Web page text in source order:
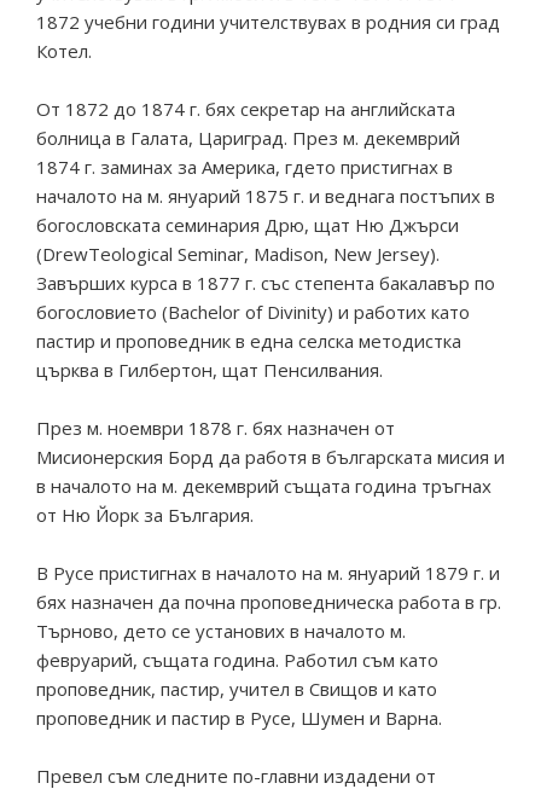
1872 учебни години учителствувах в родния си град
Котел.
От 1872 до 1874 г. бях секретар на английската
болница в Галата, Цариград. През м. декемврий
1874 г. заминах за Америка, гдето пристигнах в
началото на м. януарий 1875 г. и веднага постъпих в
богословската семинария Дрю, щат Ню Джърси
(DrewTeological Seminar, Madison, New Jersey).
Завърших курса в 1877 г. със степента бакалавър по
богословието (Bachelor of Divinity) и работих като
пастир и проповедник в една селска методистка
църква в Гилбертон, щат Пенсилвания.
През м. ноември 1878 г. бях назначен от
Мисионерския Борд да работя в българската мисия и
в началото на м. декемврий същата година тръгнах
от Ню Йорк за България.
В Русе пристигнах в началото на м. януарий 1879 г. и
бях назначен да почна проповедническа работа в гр.
Търново, дето се установих в началото м.
февруарий, същата година. Работил съм като
проповедник, пастир, учител в Свищов и като
проповедник и пастир в Русе, Шумен и Варна.
Превел съм следните по-главни издадени от